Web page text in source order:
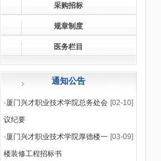
采购招标
规章制度
医务栏目
通知公告
[02-10]
·厦门兴才职业技术学院总务处会
议纪要
[03-09]
·厦门兴才职业技术学院厚德楼一
楼装修工程招标书